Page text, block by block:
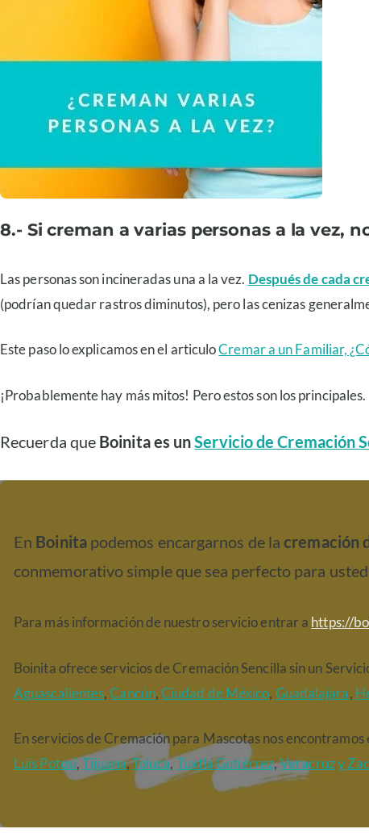
8.- Si creman a varias personas a la vez,
Las personas son incineradas una a la vez. Después de cada
(podrían quedar rastros diminutos), pero las cenizas
Este paso lo explicamos en el articuloCremar a un Familiar,
¡Probablemente hay más mitos! Pero estos son los principales.
Recuerda que Boinita es unServicio de Cremación
En Boinita podemos encargarnos de lacremación
conmemorativo simple que sea perfecto para
Para más información de nuestro servicio entrar a https://
Boinita ofrece servicios de Cremación Sencilla sin un
Aguascalientes,Cancún,Ciudad de México, Guadalajara,
En servicios de Cremación para Mascotas nos
Luis Potosí,Tijuana,Toluca,Tuxtla Gutiérrez,Veracruzy